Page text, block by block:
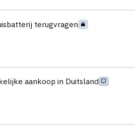
terugvragen
aankoop in Duitsland